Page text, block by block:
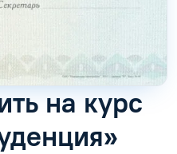
на курс